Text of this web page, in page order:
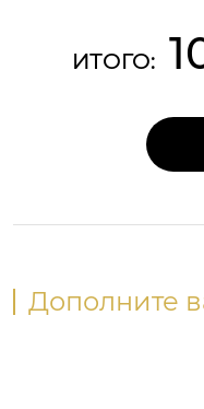
ИТОГО:
Дополните